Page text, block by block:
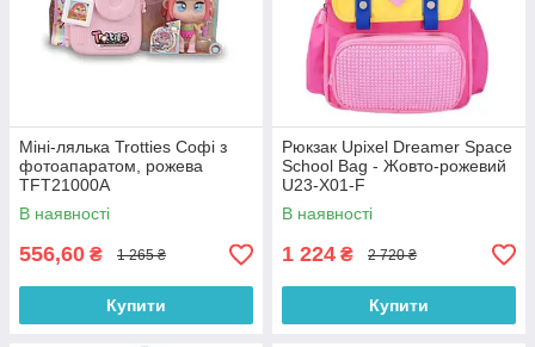
Міні-лялька Trotties Софі з
фотоапаратом, рожева
TFT21000A
В наявності
556,60 ₴ 1 265 ₴
Купити
Рюкзак Upixel Dreamer Space
School Bag - Жовто-рожевий
U23-X01-F
В наявності
1 224 ₴ 2 720 ₴
Купити